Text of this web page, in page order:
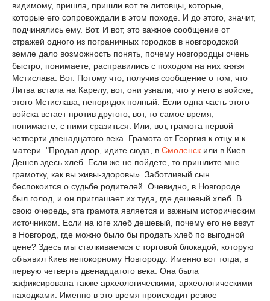
видимому, пришла, пришли вот те литовцы, которые,
которые его сопровождали в этом походе. И до этого, значит,
подчинялись ему. Вот. И вот, это важное сообщение от
стражей одного из пограничных городков в новгородской
земле дало возможность понять, почему новгородцы очень
быстро, понимаете, расправились с походом на них князя
Мстислава. Вот. Потому что, получив сообщение о том, что
Литва встала на Карелу, вот, они узнали, что у него в войске,
этого Мстислава, непорядок полный. Если одна часть этого
войска встает против другого, вот, то самое время,
понимаете, с ними сразиться. Или, вот, грамота первой
четверти двенадцатого века. Грамота от Георгия к отцу и к
матери. "Продав двор, идите сюда, в Смоленск или в Киев.
Дешев здесь хлеб. Если же не пойдете, то пришлите мне
грамотку, как вы живы-здоровы». Заботливый сын
беспокоится о судьбе родителей. Очевидно, в Новгороде
был голод, и он приглашает их туда, где дешевый хлеб. В
свою очередь, эта грамота является и важным историческим
источником. Если на юге хлеб дешевый, почему его не везут
в Новгород, где можно было бы продать хлеб по выгодной
цене? Здесь мы сталкиваемся с торговой блокадой, которую
объявил Киев непокорному Новгороду. Именно вот тогда, в
первую четверть двенадцатого века. Она была
зафиксирована также археологическими, археологическими
находками. Именно в это время происходит резкое